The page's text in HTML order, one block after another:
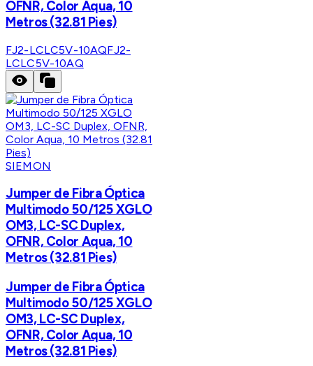
OFNR, Color Aqua, 10
Metros (32.81 Pies)
FJ2-LCLC5V-10AQFJ2-
LCLC5V-10AQ
SIEMON
Jumper de Fibra Óptica
Multimodo 50/125 XGLO
OM3, LC-SC Duplex,
OFNR, Color Aqua, 10
Metros (32.81 Pies)
Jumper de Fibra Óptica
Multimodo 50/125 XGLO
OM3, LC-SC Duplex,
OFNR, Color Aqua, 10
Metros (32.81 Pies)